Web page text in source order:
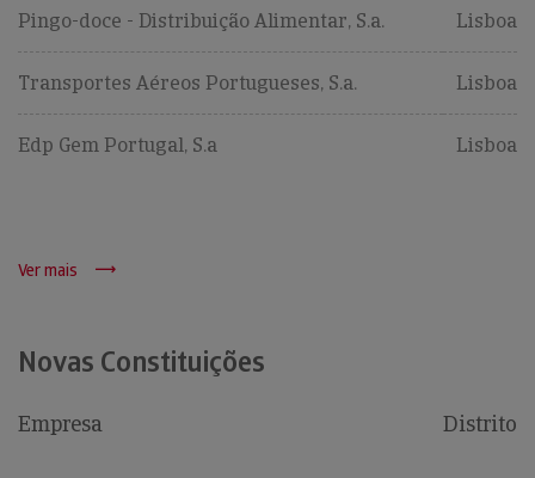
Pingo-doce - Distribuição Alimentar, S.a. Lisboa
Transportes Aéreos Portugueses, S.a. Lisboa
Edp Gem Portugal, S.a Lisboa
Ver mais
Novas Constituições
Empresa Distrito